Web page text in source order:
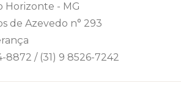
Horizonte - MG
de Azevedo n° 293
8872 / (31) 9 8526-7242